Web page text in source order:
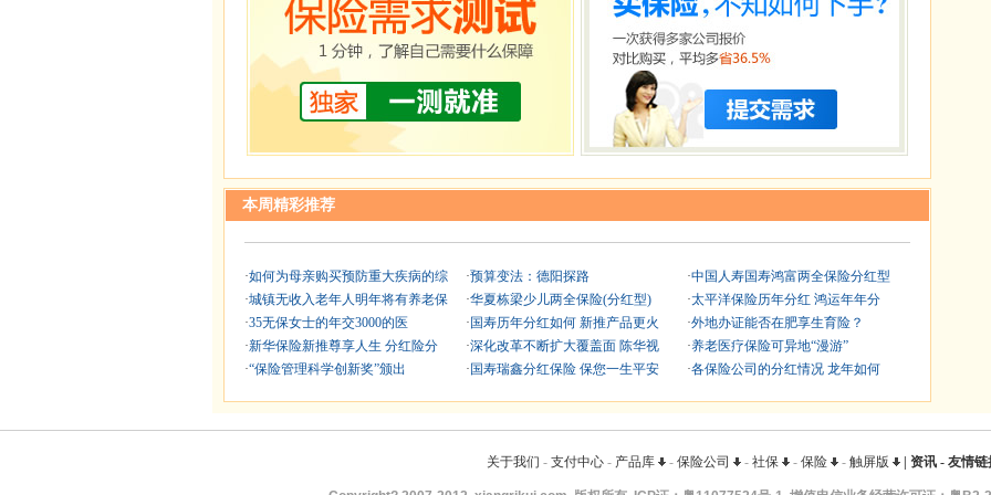
本周精彩推荐
·如何为母亲购买预防重大疾病的综
·城镇无收入老年人明年将有养老保
·35无保女士的年交3000的医
·新华保险新推尊享人生 分红险分
·“保险管理科学创新奖”颁出
·预算变法：德阳探路
·华夏栋梁少儿两全保险(分红型)
· 国寿历年分红如何 新推产品更火
·深化改革不断扩大覆盖面 陈华视
· 国寿瑞鑫分红保险 保您一生平安
·中国人寿国寿鸿富两全保险分红型
·太平洋保险历年分红 鸿运年年分
·外地办证能否在肥享生育险？
·养老医疗保险可异地“漫游”
·各保险公司的分红情况 龙年如何
关于我们 - 支付中心- 产品库 - 保险公司 - 社保 - 保险 - 触屏版 | 资讯- 友情链